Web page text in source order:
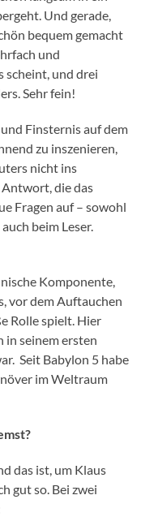
Und gerade,
bequem gemacht
und
scheint, und drei
Sehr fein!
Finsternis auf dem
zu inszenieren,
nicht ins
Antwort, die das
Fragen auf – sowohl
beim Leser.
Komponente,
vor dem Auftauchen
Rolle spielt. Hier
in seinem ersten
Seit Babylon 5 habe
im Weltraum
das ist, um Klaus
gut so. Bei zwei